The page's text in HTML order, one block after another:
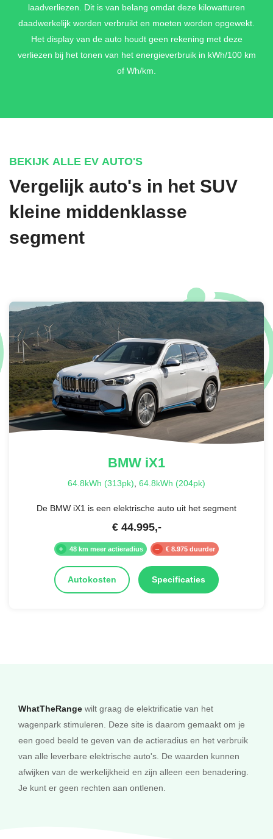
laadverliezen. Dit is van belang omdat deze kilowatturen
daadwerkelijk worden verbruikt en moeten worden opgewekt.
Het display van de auto houdt geen rekening met deze
verliezen bij het tonen van het energieverbruik in kWh/100 km
of Wh/km.
BEKIJK ALLE EV AUTO'S
Vergelijk auto's in het SUV
kleine middenklasse
segment
BMW iX1
64.8kWh (313pk), 64.8kWh (204pk)
De BMW iX1 is een elektrische auto uit het segment
€ 44.995,-
48 km meer actieradius € 8.975 duurder
Autokosten Specificaties
WhatTheRange wilt graag de elektrificatie van het
wagenpark stimuleren. Deze site is daarom gemaakt om je
een goed beeld te geven van de actieradius en het verbruik
van alle leverbare elektrische auto's. De waarden kunnen
afwijken van de werkelijkheid en zijn alleen een benadering.
Je kunt er geen rechten aan ontlenen.